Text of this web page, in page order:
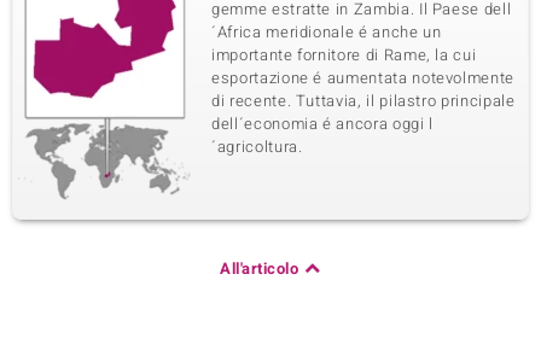
gemme estratte in Zambia. Il Paese dell
´Africa meridionale é anche un
importante fornitore di Rame, la cui
esportazione é aumentata notevolmente
di recente. Tuttavia, il pilastro principale
dell´economia é ancora oggi l
´agricoltura.
All'articolo